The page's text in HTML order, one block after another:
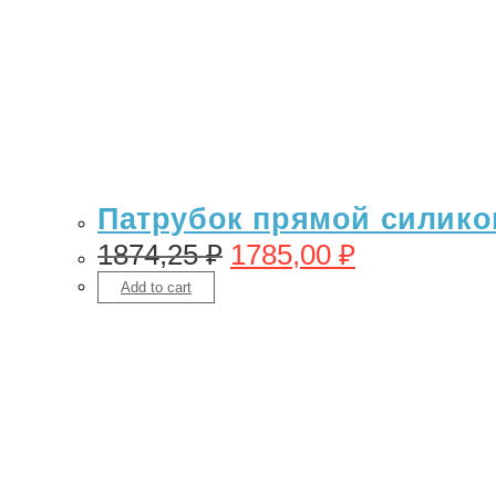
Патрубок прямой
1874,25₽ 1785,00 ₽
Add to cart